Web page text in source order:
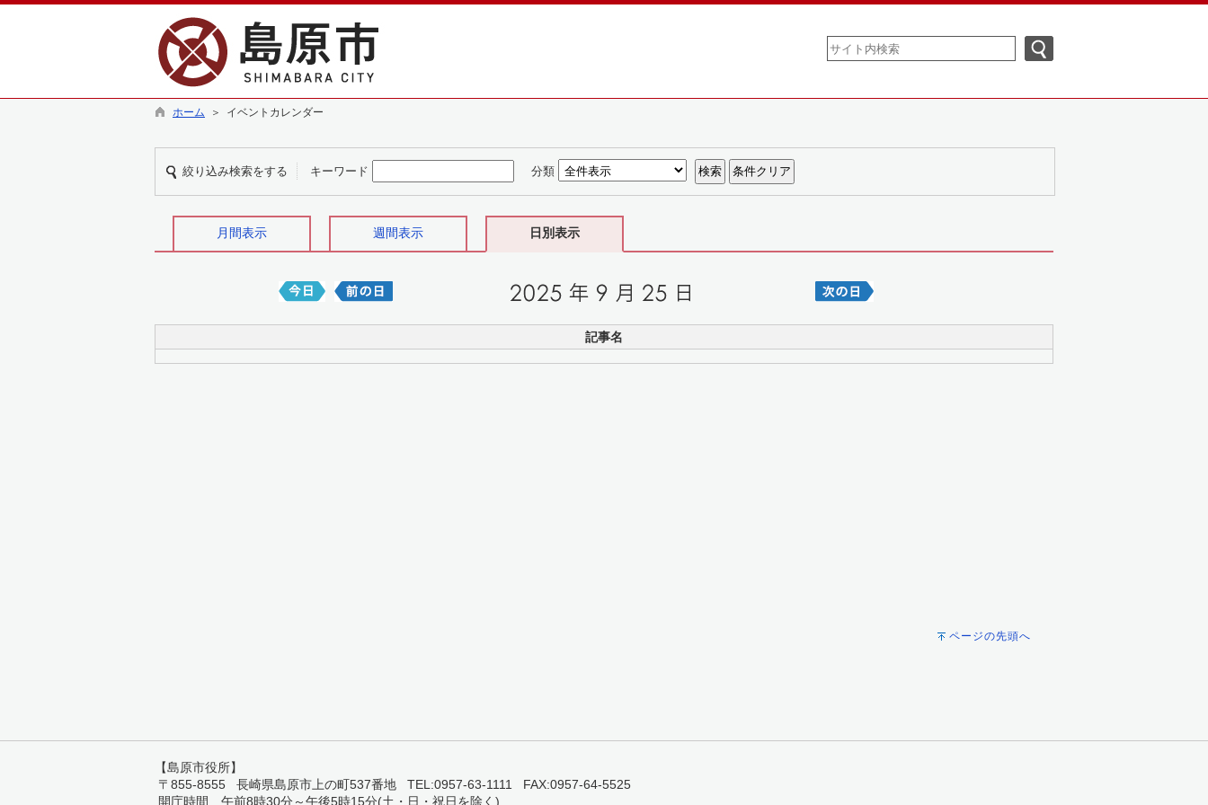
ホーム ＞ イベントカレンダー
絞り込み検索をする キーワード 分類
月間表示 週間表示 日別表示
記事名
ページの先頭へ
【島原市役所】
〒855-8555 長崎県島原市上の町537番地 TEL:0957-63-1111 FAX:0957-64-5525
開庁時間 午前8時30分～午後5時15分(土・日・祝日を除く)